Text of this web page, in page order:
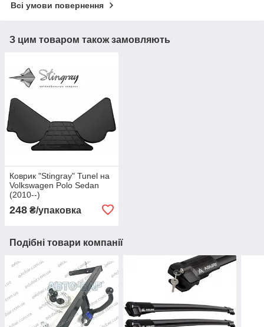
Всі умови повернення
З цим товаром також замовляють
Коврик "Stingray" Tunel на
Volkswagen Polo Sedan
(2010--)
248 ₴/упаковка
Подібні товари компанії